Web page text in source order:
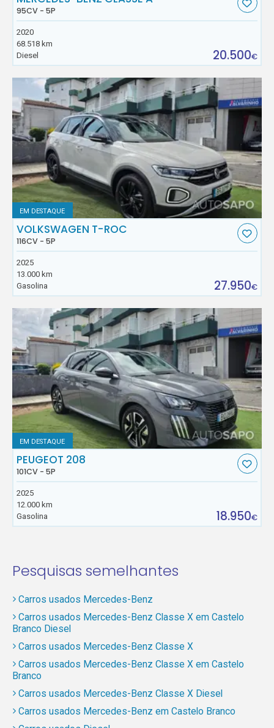
95CV - 5P
2020
68.518 km
Diesel
20.500€
EM DESTAQUE
VOLKSWAGEN T-ROC
116CV - 5P
2025
13.000 km
Gasolina
27.950€
EM DESTAQUE
PEUGEOT 208
101CV - 5P
2025
12.000 km
Gasolina
18.950€
Pesquisas semelhantes
Carros usados Mercedes-Benz
Carros usados Mercedes-Benz Classe X em Castelo
Branco Diesel
Carros usados Mercedes-Benz Classe X
Carros usados Mercedes-Benz Classe X em Castelo
Branco
Carros usados Mercedes-Benz Classe X Diesel
Carros usados Mercedes-Benz em Castelo Branco